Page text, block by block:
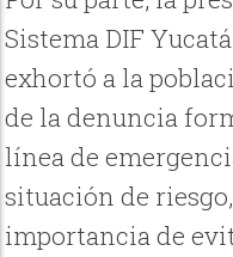
Sistema DIF
exhortó a la
de la denuncia
línea de
situación de
importancia de